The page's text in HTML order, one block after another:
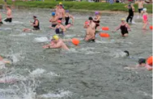
„Juventus“